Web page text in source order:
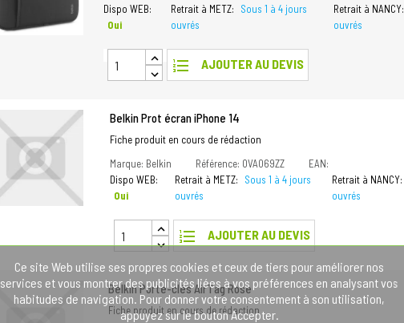
Dispo WEB:
Oui
Retrait à METZ:
Sous 1 à 4 jours
ouvrés
Retrait à NANCY:
ouvrés
format_list_numbered AJOUTER AU DEVIS
Belkin Prot écran iPhone 14
Fiche produit en cours de rédaction
Marque: Belkin
Référence: OVA069ZZ
EAN:
Dispo WEB:
Oui
Retrait à METZ:
Sous 1 à 4 jours
ouvrés
Retrait à NANCY:
ouvrés
format_list_numbered AJOUTER AU DEVIS
Belkin Porte-clés AirTag Rose
Fiche produit en cours de rédaction
Ce site Web utilise ses propres cookies et ceux de tiers pour améliorer nos
services et vous montrer des publicités liées à vos préférences en analysant vos
habitudes de navigation. Pour donner votre consentement à son utilisation,
appuyez sur le bouton Accepter.